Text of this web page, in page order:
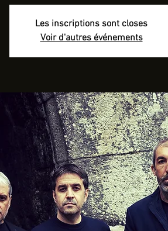
Les inscriptions sont closes
Voir d'autres événements